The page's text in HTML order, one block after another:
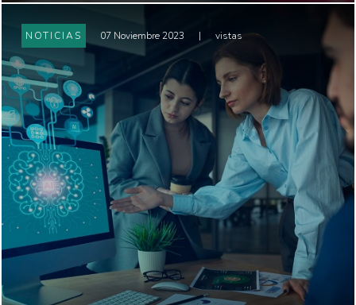
NOTICIAS 07 Noviembre 2023 | vistas